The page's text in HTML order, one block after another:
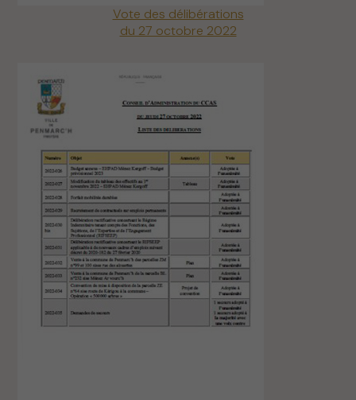
Vote des délibérations
du 27 octobre 2022